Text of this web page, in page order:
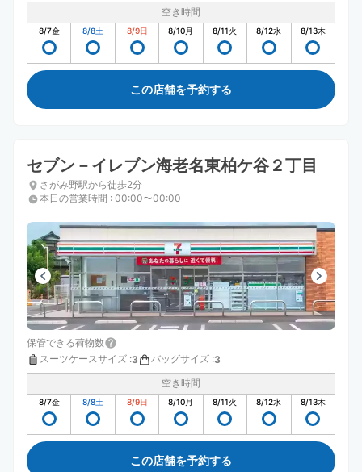
空き時間
8/7金 8/8土 8/9日 8/10月 8/11火 8/12水 8/13木
この店舗を予約する
セブン－イレブン海老名東柏ケ谷２丁目
さがみ野駅から徒歩2分
本日の営業時間 : 00:00〜00:00
保管できる荷物数
スーツケースサイズ :3 バッグサイズ :3
空き時間
8/7金 8/8土 8/9日 8/10月 8/11火 8/12水 8/13木
この店舗を予約する